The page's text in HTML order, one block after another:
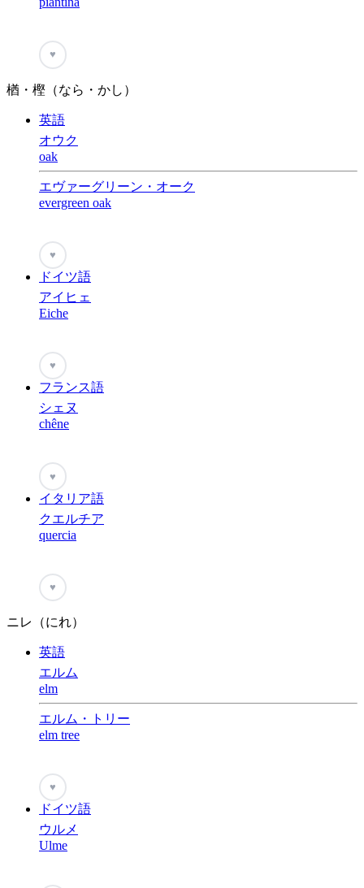
♥
楢・樫（なら・かし）
英語
オウク
oak
エヴァーグリーン・オーク
evergreen oak
♥
ドイツ語
アイヒェ
Eiche
♥
フランス語
シェヌ
chêne
♥
イタリア語
クエルチア
quercia
♥
ニレ（にれ）
英語
エルム
elm
エルム・トリー
elm tree
♥
ドイツ語
ウルメ
Ulme